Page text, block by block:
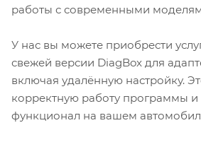
работы с современными
У нас вы можете приобрести
свежей версии DiagBox для
включая удалённую настройку.
корректную работу программы
функционал на вашем